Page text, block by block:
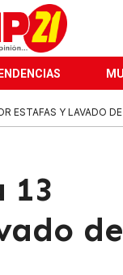
ESTAFAS Y LAVADO
13
de